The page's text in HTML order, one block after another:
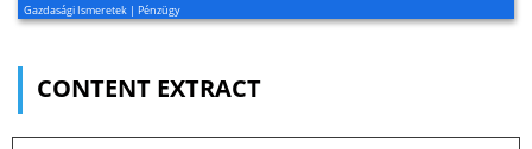
Gazdasági Ismeretek | Pénzügy
CONTENT EXTRACT